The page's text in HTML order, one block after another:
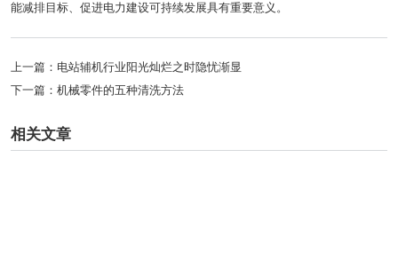
能减排目标、促进电力建设可持续发展具有重要意义。
上一篇： 电站辅机行业阳光灿烂之时隐忧渐显
下一篇： 机械零件的五种清洗方法
相关文章